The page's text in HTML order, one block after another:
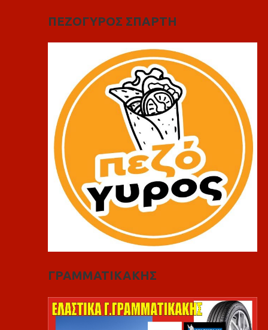
ΠΕΖΟΓΥΡΟΣ ΣΠΑΡΤΗ
ΓΡΑΜΜΑΤΙΚΑΚΗΣ